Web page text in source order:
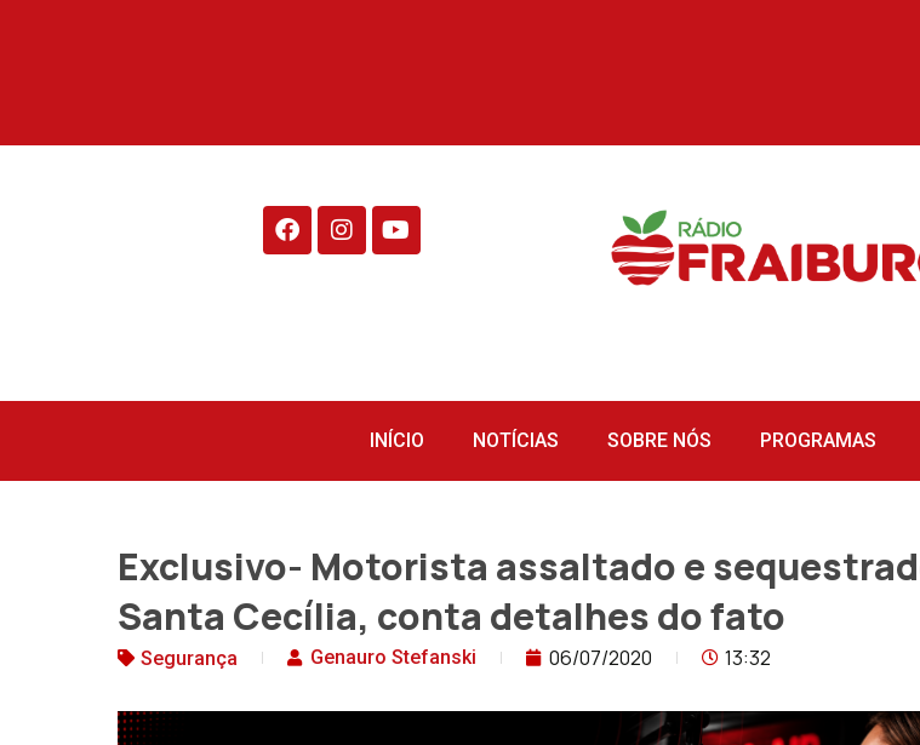
INÍCIO NOTÍCIAS SOBRE NÓS PROGRAMAS
Exclusivo- Motorista assaltado e
Santa Cecília, conta detalhes do fato
Segurança Genauro Stefanski 06/07/2020 13:32